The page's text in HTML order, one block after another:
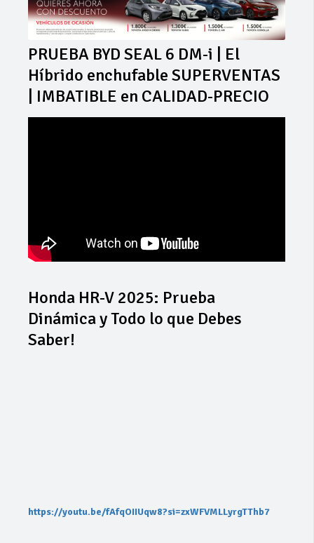
PRUEBA BYD SEAL 6 DM-i | El
Híbrido enchufable SUPERVENTAS
| IMBATIBLE en CALIDAD-PRECIO
Honda HR-V 2025: Prueba
Dinámica y Todo lo que Debes
Saber!
https://youtu.be/fAfqOIIUqw8?si=zxWFVMLLyrgTThb7